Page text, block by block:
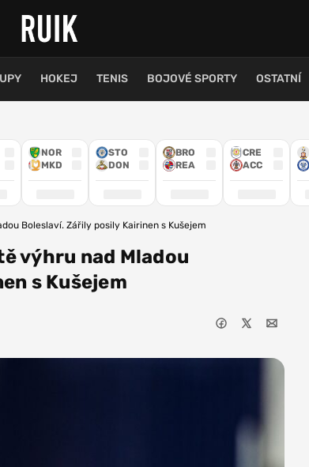
HOKEJ TENIS BOJOVÉ SPORTY OSTATNÍ
NOR
MKD
STO
DON
BRO
REA
CRE
ACC
Boleslaví. Zářily posily Kairinen s Kušejem
výhru nad Mladou
s Kušejem